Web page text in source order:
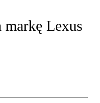
markę Lexus